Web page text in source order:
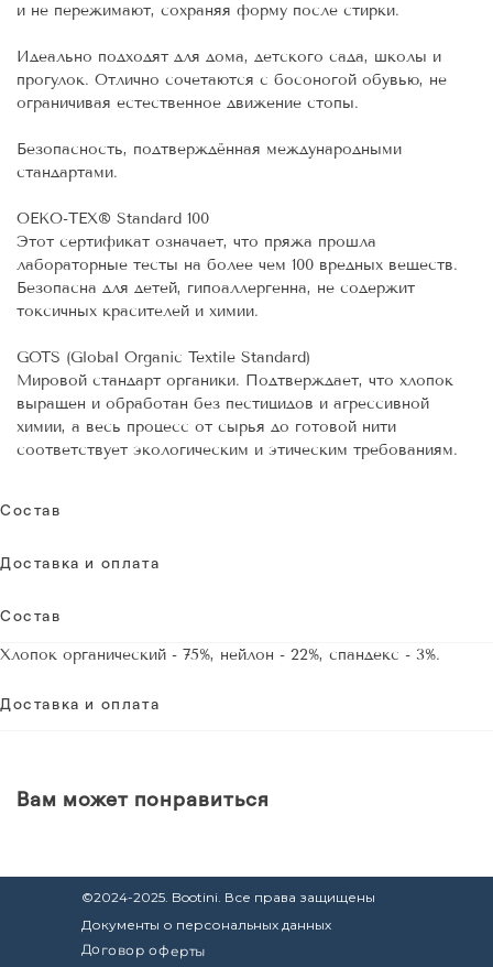
и не пережимают, сохраняя форму после стирки.
Идеально подходят для дома, детского сада, школы и
прогулок. Отлично сочетаются с босоногой обувью, не
ограничивая естественное движение стопы.
Безопасность, подтверждённая международными
стандартами.
OEKO-TEX® Standard 100
Этот сертификат означает, что пряжа прошла
лабораторные тесты на более чем 100 вредных веществ.
Безопасна для детей, гипоаллергенна, не содержит
токсичных красителей и химии.
GOTS (Global Organic Textile Standard)
Мировой стандарт органики. Подтверждает, что хлопок
выращен и обработан без пестицидов и агрессивной
химии, а весь процесс от сырья до готовой нити
соответствует экологическим и этическим требованиям.
Состав
Доставка и оплата
Состав
Хлопок органический - 75%, нейлон - 22%, спандекс - 3%.
Доставка и оплата
Вам может понравиться
©2024-2025. Bootini. Все права защищены
Документы о персональных данных
Договор оферты